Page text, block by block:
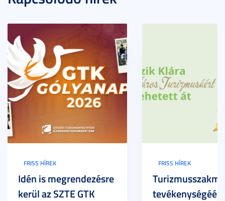
FRISS HÍREK
Idén is megrendezésre
kerül az SZTE GTK
FRISS HÍREK
tevékenységéért